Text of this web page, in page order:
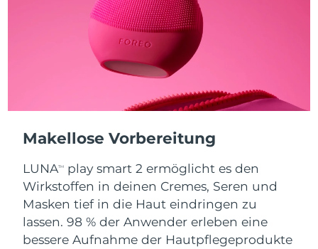
Makellose Vorbereitung
LUNATM
play smart 2 ermöglicht es den
Wirkstoffen in deinen Cremes, Seren und
Masken tief in die Haut eindringen zu
lassen. 98 % der Anwender erleben eine
bessere Aufnahme der Hautpflegeprodukte
Erwartete Lieferung
09/08/2026
Réunion
Erwartete Lieferung
Rumänien
Erwartete Lieferung
08/08/2026
Russland
Erwartete Lieferung
16/08/2026